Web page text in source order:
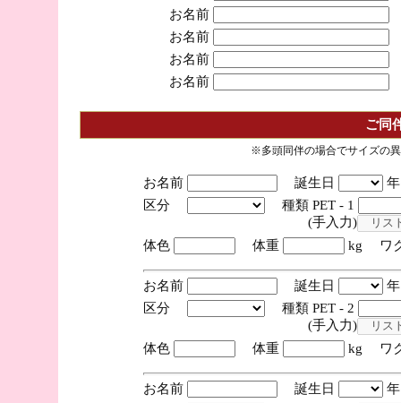
お名前
お名前
お名前
お名前
ご同
※多頭同伴の場合でサイズの
お名前 誕生日
区分
種類 PET - 1
(手入力)
体色
体重 kg ワ
お名前 誕生日
区分
種類 PET - 2
(手入力)
体色
体重 kg ワ
お名前 誕生日